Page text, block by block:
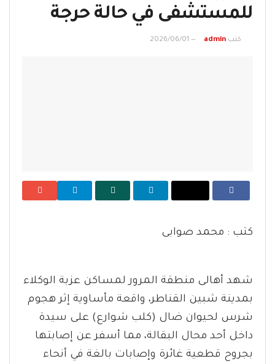
للمستشفى في حالة حرجة
كتب admin
2026/06/01
كتب : محمد صوابى
شهد أهالى منطقة المرور لمساكن عزبة الوكلاء
بمدينة شبين القناطر، واقعة مأساوية إثر هجوم
شرس لحيوان ضال (كلب شوارع) على سيدة
داخل أحد محال البقالة، مما أسفر عن إصابتها
بجروح قطعية غائرة وإصابات بالغة في أنحاء